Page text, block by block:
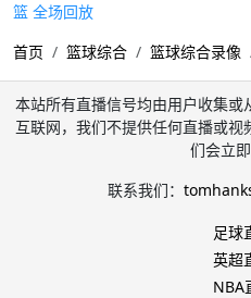
篮 全场回放
首页
篮球综合 篮球综合录像
本站所有直播信号均由用户收集
互联网，我们不提供任何直播或
们会立即
联系我们：
足球
英超
NBA